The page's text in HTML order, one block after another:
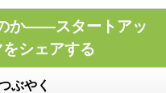
か――スタートアッ
シェアする
ぶやく